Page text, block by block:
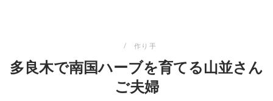
作り手
多良木で南国ハーブを育てる山並さん
ご夫婦